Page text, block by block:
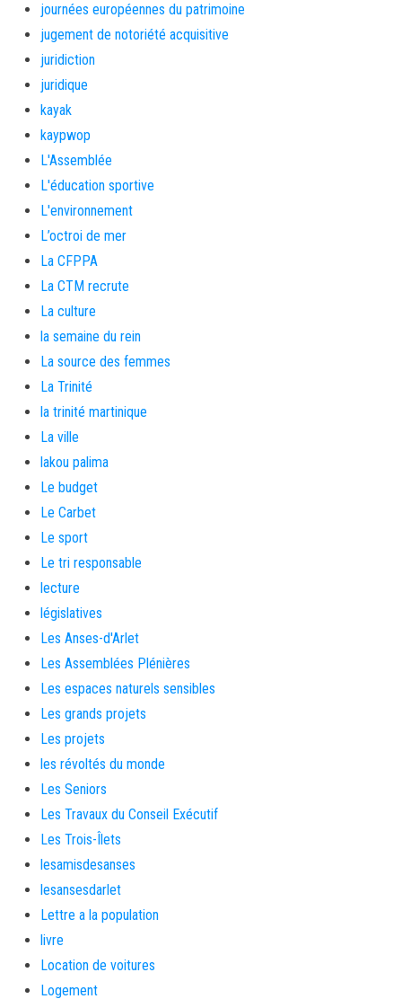
journées européennes du patrimoine
jugement de notoriété acquisitive
juridiction
juridique
kayak
kaypwop
L'Assemblée
L'éducation sportive
L'environnement
L’octroi de mer
La CFPPA
La CTM recrute
La culture
la semaine du rein
La source des femmes
La Trinité
la trinité martinique
La ville
lakou palima
Le budget
Le Carbet
Le sport
Le tri responsable
lecture
législatives
Les Anses-d'Arlet
Les Assemblées Plénières
Les espaces naturels sensibles
Les grands projets
Les projets
les révoltés du monde
Les Seniors
Les Travaux du Conseil Exécutif
Les Trois-Îlets
lesamisdesanses
lesansesdarlet
Lettre a la population
livre
Location de voitures
Logement